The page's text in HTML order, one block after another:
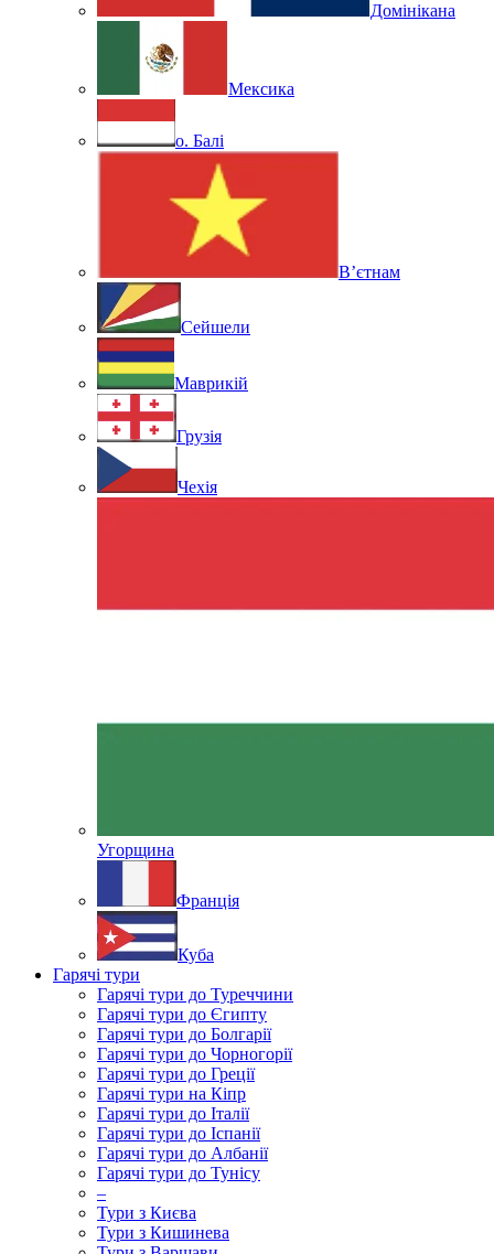
Домінікана
Мексика
о. Балі
В’єтнам
Сейшели
Маврикій
Грузія
Чехія
Угорщина
Франція
Куба
Гарячі тури
Гарячі тури до Туреччини
Гарячі тури до Єгипту
Гарячі тури до Болгарії
Гарячі тури до Чорногорії
Гарячі тури до Греції
Гарячі тури на Кіпр
Гарячі тури до Італії
Гарячі тури до Іспанії
Гарячі тури до Албанії
Гарячі тури до Тунісу
–
Тури з Києва
Тури з Кишинева